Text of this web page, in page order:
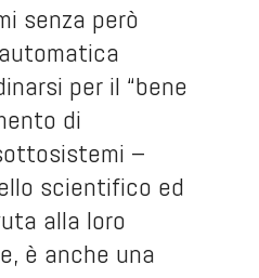
senza però
per il “bene
di
–
scientifico ed
alla loro
è anche una